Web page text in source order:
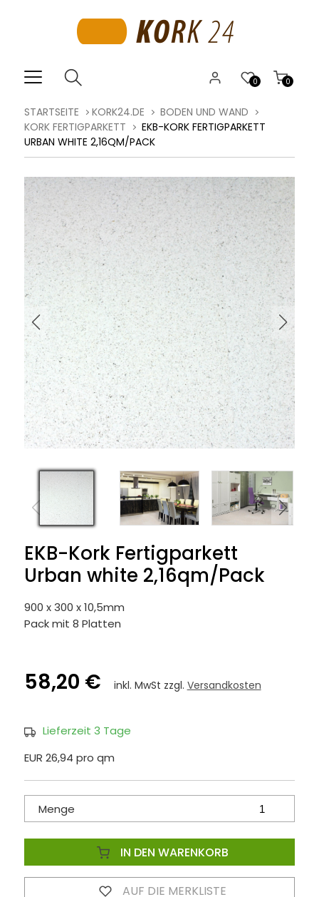
0
0
STARTSEITE KORK24.DE
BODEN UND WAND
KORK FERTIGPARKETT
EKB-KORK FERTIGPARKETT
URBAN WHITE 2,16QM/PACK
EKB-Kork Fertigparkett
Urban white 2,16qm/Pack
900 x 300 x 10,5mm
Pack mit 8 Platten
58,20 € inkl. MwSt zzgl. Versandkosten
Lieferzeit 3 Tage
EUR 26,94 pro qm
Menge
IN DEN WARENKORB
AUF DIE MERKLISTE